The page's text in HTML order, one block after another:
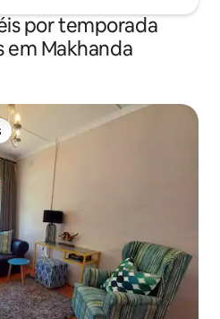
por temporada
em Makhanda
dos hóspedes